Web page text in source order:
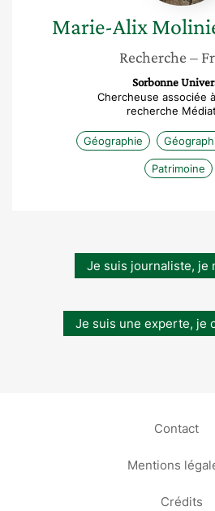
Marie-Alix
Recherche –
Sorbonne
Chercheuse associée
recherche
Géographie
Patrimoine
Je suis journaliste, je
Je suis une experte, je
Contact
Mentions
Crédits